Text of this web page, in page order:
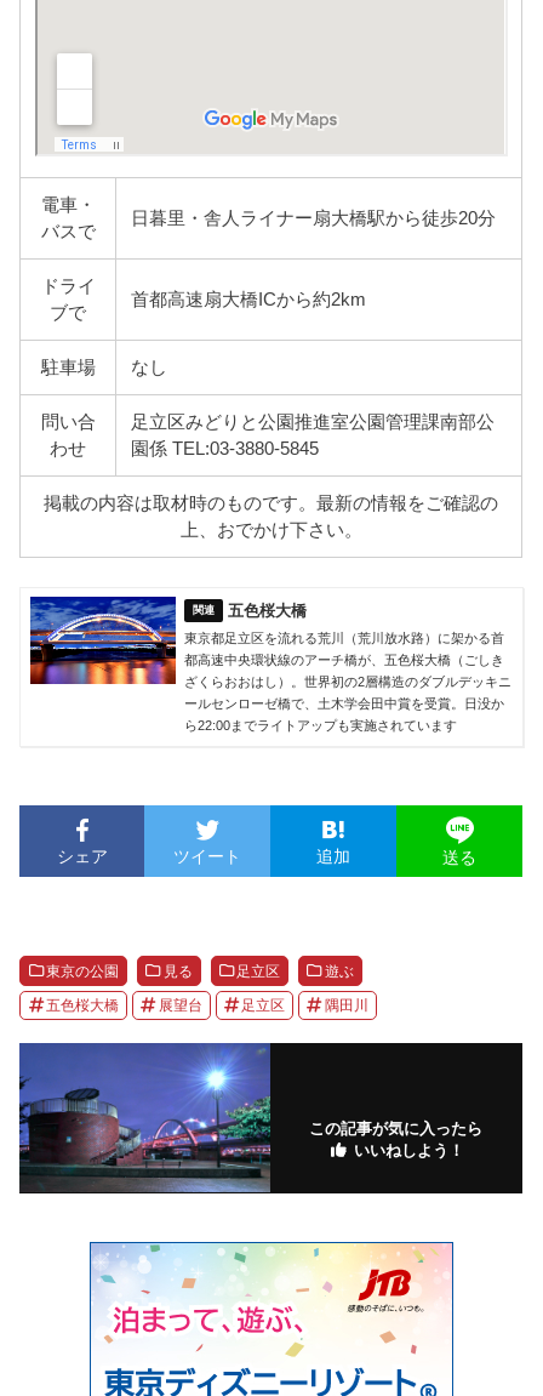
電車・
バスで
日暮里・舎人ライナー扇大橋駅から徒歩20分
ドライ
ブで
首都高速扇大橋ICから約2km
駐車場 なし
問い合
わせ
足立区みどりと公園推進室公園管理課南部公
園係 TEL:03-3880-5845
掲載の内容は取材時のものです。最新の情報をご確認の
上、おでかけ下さい。
五色桜大橋
東京都足立区を流れる荒川（荒川放水路）に架かる首
都高速中央環状線のアーチ橋が、五色桜大橋（ごしき
ざくらおおはし）。世界初の2層構造のダブルデッキニ
ールセンローゼ橋で、土木学会田中賞を受賞。日没か
ら22:00までライトアップも実施されています
シェア ツイート 追加 送る
東京の公園 見る 足立区 遊ぶ
五色桜大橋 展望台 足立区 隅田川
この記事が気に入ったら
いいねしよう！